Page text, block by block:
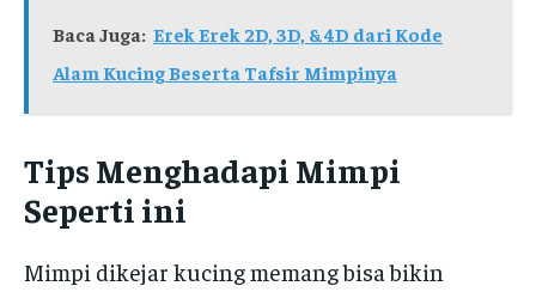
Baca Juga: Erek Erek 2D, 3D, & 4D dari Kode
Alam Kucing Beserta Tafsir Mimpinya
Tips Menghadapi Mimpi
Seperti ini
Mimpi dikejar kucing memang bisa bikin